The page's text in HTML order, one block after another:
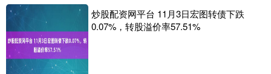
炒股配资网平台 11月3日宏图转债下跌
0.07%，转股溢价率57.51%